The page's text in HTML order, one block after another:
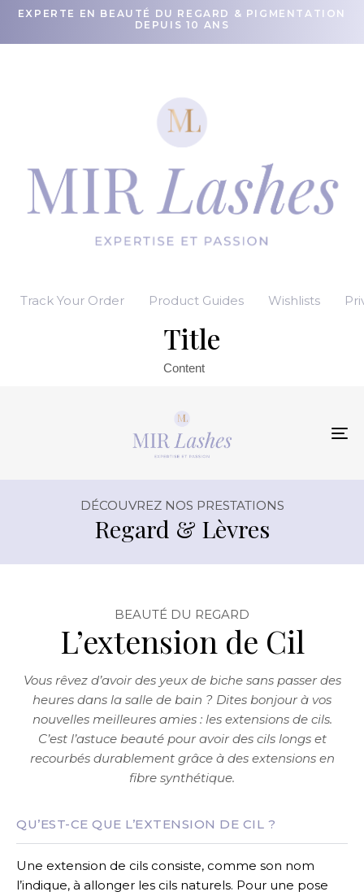
EXPERTE EN BEAUTÉ DU REGARD & PIGMENTATION
DEPUIS 10 ANS
Track Your Order Product Guides Wishlists
Title
Content
DÉCOUVREZ NOS PRESTATIONS
Regard & Lèvres
BEAUTÉ DU REGARD
L’extension de Cil
Vous rêvez d’avoir des yeux de biche sans passer des
heures dans la salle de bain ? Dites bonjour à vos
nouvelles meilleures amies : les extensions de cils.
C’est l’astuce beauté pour avoir des cils longs et
recourbés durablement grâce à des extensions en
fibre synthétique.
QU’EST-CE QUE L’EXTENSION DE CIL ?
Une extension de cils consiste, comme son nom
l’indique, à allonger les cils naturels. Pour une pose